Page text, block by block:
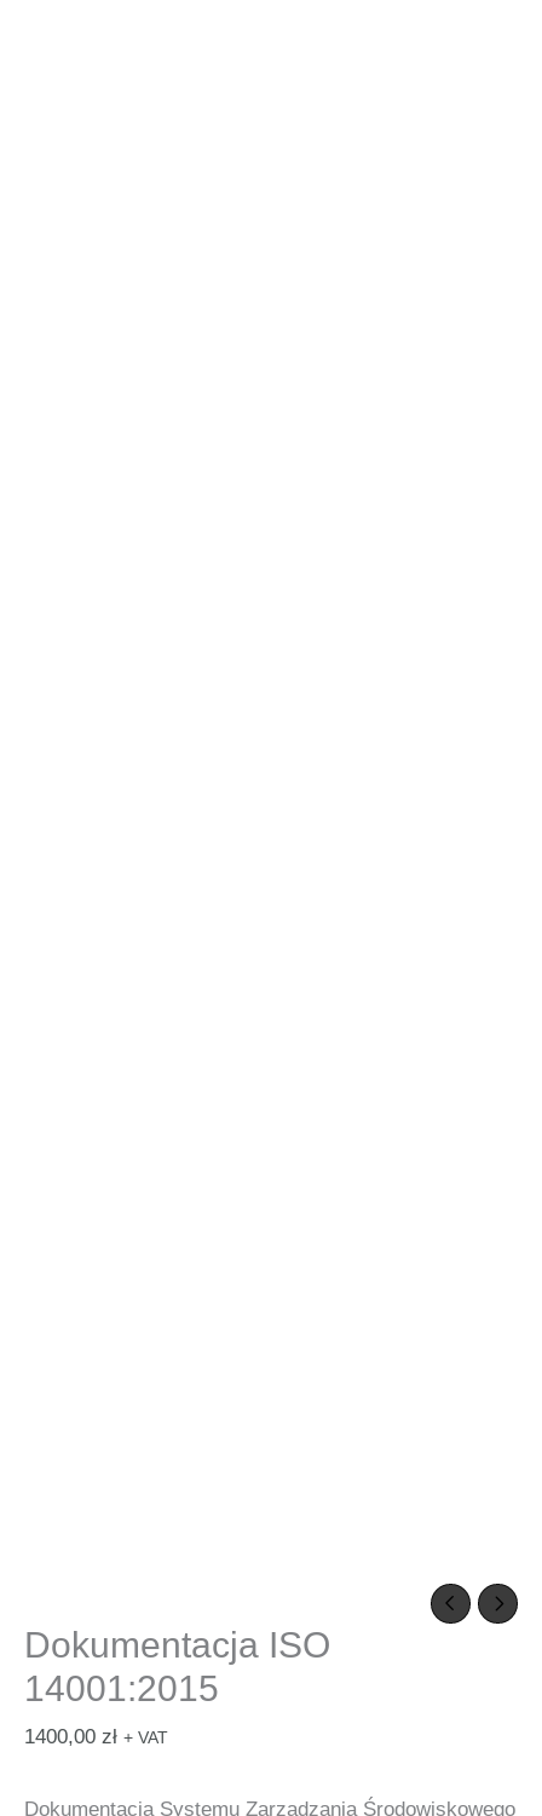
Dokumentacja ISO
14001:2015
1400,00 zł + VAT
Dokumentacja Systemu Zarządzania Środowiskowego